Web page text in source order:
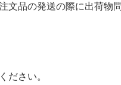
文品の発送の際に出荷物
ださい。